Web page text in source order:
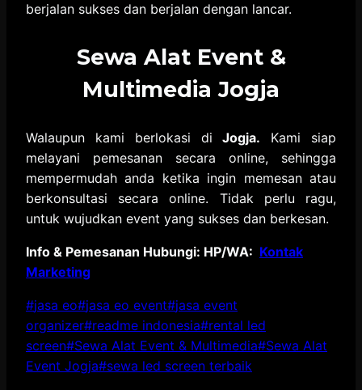
berjalan sukses dan berjalan dengan lancar.
Sewa Alat Event &
Multimedia Jogja
Walaupun kami berlokasi diJogja. Kami siap
melayani pemesanan secara online, sehingga
mempermudah anda ketika ingin memesan atau
berkonsultasi secara online. Tidak perlu ragu,
untuk wujudkan event yang sukses dan berkesan.
Info & Pemesanan Hubungi: HP/WA: Kontak
Marketing
Post
Tags:
#jasa eo#jasa eo event#jasa event
organizer#readme indonesia#rental led
screen#Sewa Alat Event & Multimedia#Sewa Alat
Event Jogja#sewa led screen terbaik